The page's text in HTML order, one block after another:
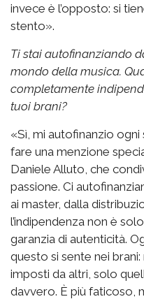
invece è l’opposto: si
stento».
Ti stai autofinanziando
mondo della musica.
completamente
tuoi brani?
«Sì, mi autofinanzio
fare una menzione
Daniele Alluto, che
passione. Ci
ai master, dalla
l’indipendenza non è
garanzia di autenticità.
questo si sente nei
imposti da altri, solo
davvero. È più faticoso,